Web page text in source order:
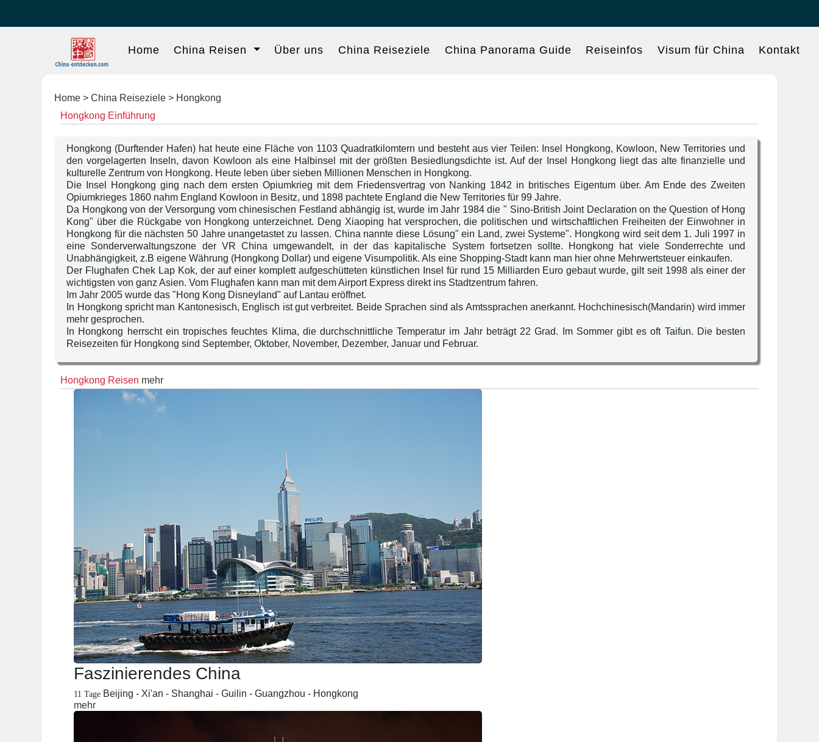
Home China Reisen Über uns China Reiseziele China Panorama Guide Reiseinfos Visum für China Kontakt
Home >China Reiseziele > Hongkong
Hongkong Einführung
Hongkong (Durftender Hafen) hat heute eine Fläche von 1103 Quadratkilomtern und besteht aus vier Teilen: Insel Hongkong, Kowloon, New Territories und
den vorgelagerten Inseln, davon Kowloon als eine Halbinsel mit der größten Besiedlungsdichte ist. Auf der Insel Hongkong liegt das alte finanzielle und
kulturelle Zentrum von Hongkong. Heute leben über sieben Millionen Menschen in Hongkong.
Die Insel Hongkong ging nach dem ersten Opiumkrieg mit dem Friedensvertrag von Nanking 1842 in britisches Eigentum über. Am Ende des Zweiten
Opiumkrieges 1860 nahm England Kowloon in Besitz, und 1898 pachtete England die New Territories für 99 Jahre.
Da Hongkong von der Versorgung vom chinesischen Festland abhängig ist, wurde im Jahr 1984 die " Sino-British Joint Declaration on the Question of Hong
Kong" über die Rückgabe von Hongkong unterzeichnet. Deng Xiaoping hat versprochen, die politischen und wirtschaftlichen Freiheiten der Einwohner in
Hongkong für die nächsten 50 Jahre unangetastet zu lassen. China nannte diese Lösung" ein Land, zwei Systeme". Hongkong wird seit dem 1. Juli 1997 in
eine Sonderverwaltungszone der VR China umgewandelt, in der das kapitalische System fortsetzen sollte. Hongkong hat viele Sonderrechte und
Unabhängigkeit, z.B eigene Währung (Hongkong Dollar) und eigene Visumpolitik. Als eine Shopping-Stadt kann man hier ohne Mehrwertsteuer einkaufen.
Der Flughafen Chek Lap Kok, der auf einer komplett aufgeschütteten künstlichen Insel für rund 15 Milliarden Euro gebaut wurde, gilt seit 1998 als einer der
wichtigsten von ganz Asien. Vom Flughafen kann man mit dem Airport Express direkt ins Stadtzentrum fahren.
Im Jahr 2005 wurde das "Hong Kong Disneyland" auf Lantau eröffnet.
In Hongkong spricht man Kantonesisch, Englisch ist gut verbreitet. Beide Sprachen sind als Amtssprachen anerkannt. Hochchinesisch(Mandarin) wird immer
mehr gesprochen.
In Hongkong herrscht ein tropisches feuchtes Klima, die durchschnittliche Temperatur im Jahr beträgt 22 Grad. Im Sommer gibt es oft Taifun. Die besten
Reisezeiten für Hongkong sind September, Oktober, November, Dezember, Januar und Februar.
Hongkong Reisen mehr
Faszinierendes China
11 Tage Beijing - Xi'an - Shanghai - Guilin - Guangzhou - Hongkong
mehr